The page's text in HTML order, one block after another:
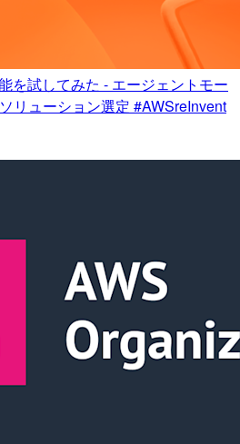
を試してみた - エージェントモー
リューション選定 #AWSreInvent